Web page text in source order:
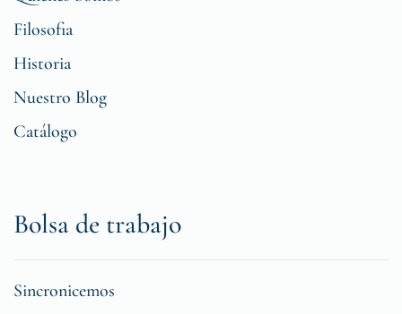
Filosofia
Historia
Nuestro Blog
Catálogo
Bolsa de trabajo
Sincronicemos